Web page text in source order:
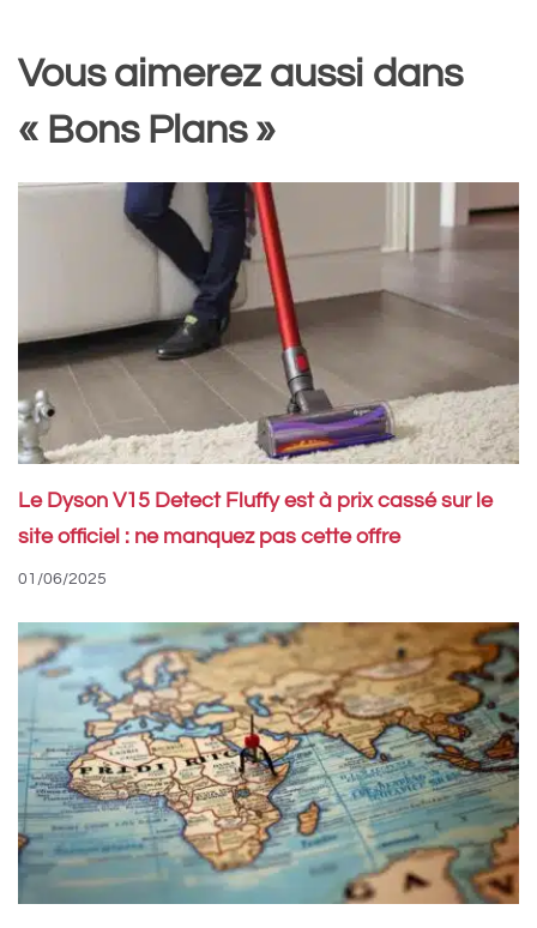
Vous aimerez aussi dans
« Bons Plans »
Le Dyson V15 Detect Fluffy est à prix cassé sur le
site officiel : ne manquez pas cette offre
01/06/2025